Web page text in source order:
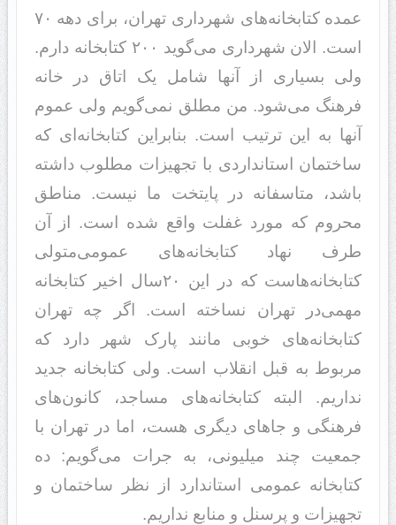
عمده کتابخانه‌های شهرداری تهران، برای دهه ۷۰
است. الان شهرداری می‌گوید ۲۰۰ کتابخانه دارم.
ولی بسیاری از آنها شامل یک اتاق در خانه
فرهنگ می‌شود. من مطلق نمی‌گویم ولی عموم
آنها به این ترتیب است. بنابراین کتابخانه‌ای که
ساختمان استانداردی با تجهیزات مطلوب داشته
باشد، متاسفانه در پایتخت ما نیست. مناطق
محروم که مورد غفلت واقع شده است. از آن
طرف نهاد کتابخانه‌های عمومی‌متولی
کتابخانه‌هاست که در این ۲۰سال اخیر کتابخانه
مهمی‌در تهران نساخته است. اگر چه تهران
کتابخانه‌های خوبی مانند پارک شهر دارد که
مربوط به قبل انقلاب است. ولی کتابخانه جدید
نداریم. البته کتابخانه‌های مساجد، کانون‌های
فرهنگی و جاهای دیگری هست، اما در تهران با
جمعیت چند میلیونی، به جرات می‌گویم: ده
کتابخانه عمومی‌ استاندارد از نظر ساختمان و
تجهیزات و پرسنل و منابع نداریم.